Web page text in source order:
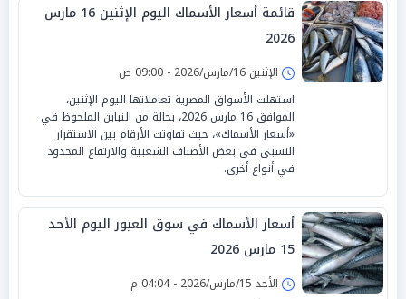
قائمة أسعار الأسماك اليوم الإثنين 16 مارس
2026
الإثنين 16/مارس/2026 - 09:00 ص
استهلت الأسواق المصرية تعاملاتها اليوم الإثنين،
الموافق 16 مارس 2026، بحالة من التباين الملحوظ في
«أسعار الأسماك»، حيث تفاوتت الأرقام بين الاستقرار
النسبي في بعض الأصناف الشعبية والارتفاع المحدود
في أنواع أخرى.
أسعار الأسماك في سوق العبور اليوم الأحد
15 مارس 2026
الأحد 15/مارس/2026 - 04:04 م